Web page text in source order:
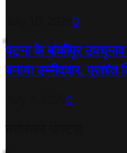
0
पटना के बांकीपुर
बनाया उम्मीदवार,
0